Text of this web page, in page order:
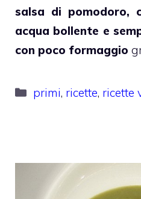
salsa di pomodoro,
acqua bollente e
con poco formaggio
Categorie
primi, ricette, ricette